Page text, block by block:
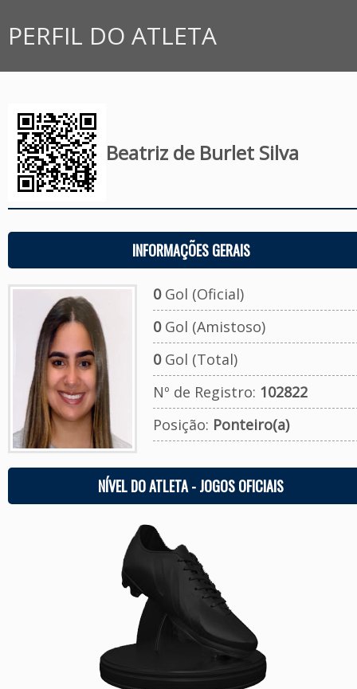
PERFIL DO ATLETA
Beatriz de Burlet Silva
INFORMAÇÕES GERAIS
0Gol (Oficial)
0Gol (Amistoso)
0Gol (Total)
Nº de Registro: 102822
Posição: Ponteiro(a)
NÍVEL DO ATLETA - JOGOS OFICIAIS